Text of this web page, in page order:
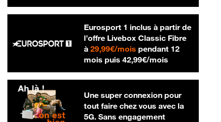
Eurosport 1 inclus à partir de
l’offre Livebox Classic Fibre
à 29,99€/mois29,99 € par mois
pendant 12
mois puis 42,99€/mois42,99 € par
Une super connexion pour
tout faire chez vous avec la
5G. Sans engagement